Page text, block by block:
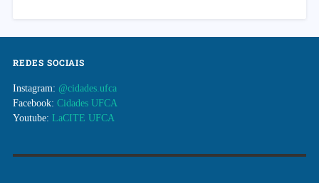
REDES SOCIAIS
Instagram: @cidades.ufca
Facebook: Cidades UFCA
Youtube: LaCITE UFCA